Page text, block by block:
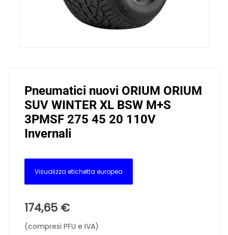
Pneumatici nuovi ORIUM ORIUM
SUV WINTER XL BSW M+S
3PMSF 275 45 20 110V
Invernali
Visualizza etichetta europea
174,65 €
(compresi PFU e IVA)